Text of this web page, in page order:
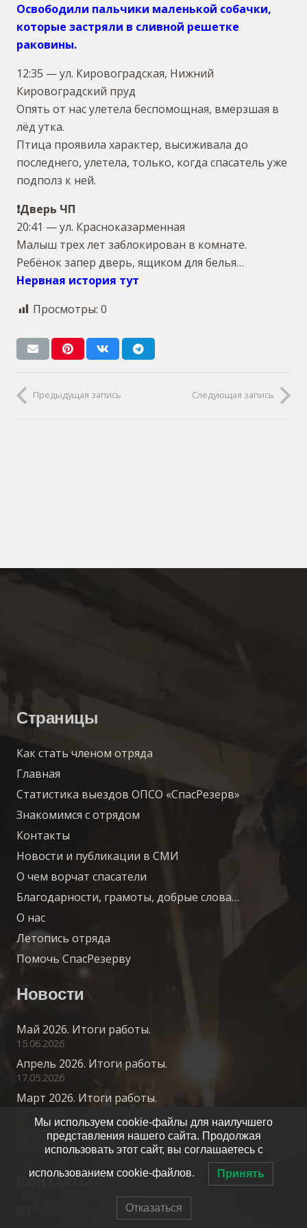
Освободили пальчики маленькой собачки,
которые застряли в сливной решетке
раковины.
12:35 — ул. Кировоградская, Нижний
Кировоградский пруд
Опять от нас улетела беспомощная, вмерзшая в
лёд утка.
Птица проявила характер, высиживала до
последнего, улетела, только, когда спасатель уже
подполз к ней.
❗Дверь ЧП
20:41 — ул. Красноказарменная
Малыш трех лет заблокирован в комнате.
Ребёнок запер дверь, ящиком для белья…
Нервная история тут
Просмотры: 0
Предыдущая запись Следующая запись
Страницы
Как стать членом отряда
Главная
Статистика выездов ОПСО «СпасРезерв»
Знакомимся с отрядом
Контакты
Новости и публикации в СМИ
О чем ворчат спасатели
Благодарности, грамоты, добрые слова…
О нас
Летопись отряда
Помочь СпасРезерву
Новости
Май 2026. Итоги работы.
15.06.2026
Апрель 2026. Итоги работы.
17.05.2026
Март 2026. Итоги работы.
Февраль 2026. Итоги работы.
20.03.2026
Контакты
info@spasrezerv.ru
Мы используем cookie-файлы для наилучшего
представления нашего сайта. Продолжая
использовать этот сайт, вы соглашаетесь с
использованием cookie-файлов. Принять
Отказаться